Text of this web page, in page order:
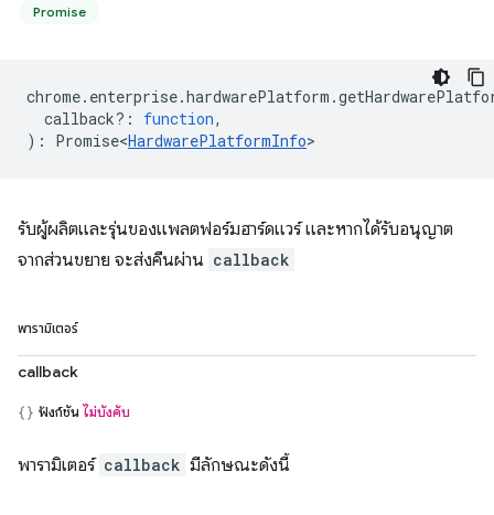
Promise
chrome. enterprise.hardwarePlatform .
callback? : function,
) : Promise<HardwarePlatformInfo>
รับผู้ผลิตและรุ่นของแพลตฟอร์มฮาร์ดแวร์ และหากได้รับอนุญาต
จากส่วนขยาย จะส่งคืนผ่าน callback
พารามิเตอร์
callback
ฟังก์ชัน ไม่บังคับ
พารามิเตอร์ callback มีลักษณะดังนี้